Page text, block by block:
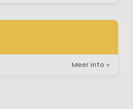
Meer info »